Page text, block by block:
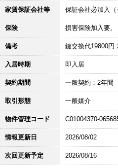
家賃保証会社等 保証会社必加入
保険 損害保険加入要。
備考 鍵交換代19800円
入居時期 即入居
契約期間 一般契約：2年間
取引形態 一般媒介
物件管理コード C01004370-
情報更新日 2026/08/02
次回更新予定 2026/08/16